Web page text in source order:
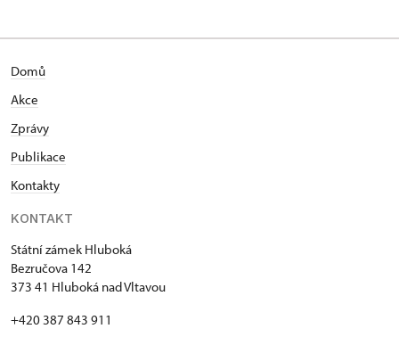
Domů
Akce
Zprávy
Publikace
Kontakty
KONTAKT
Státní zámek Hluboká
Bezručova 142
373 41 Hluboká nad Vltavou
+420 387 843 911